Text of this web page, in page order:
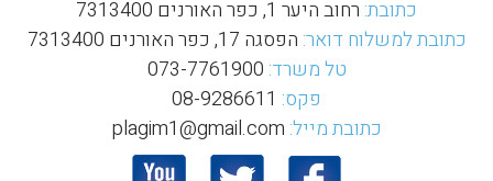
כתובת: רחוב היער 1, כפר האורנים 7313400
כתובת למשלוח דואר: הפסגה 17, כפר האורנים 7313400
טל משרד: 073-7761900
פקס:
כתובת מייל: plagim1@gmail.com